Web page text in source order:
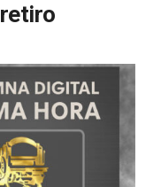
retiro